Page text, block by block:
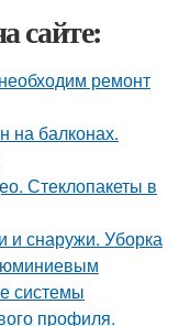
сайте:
ремонт
на балконах.
Стеклопакеты в
и снаружи. Уборка
системы
профиля.